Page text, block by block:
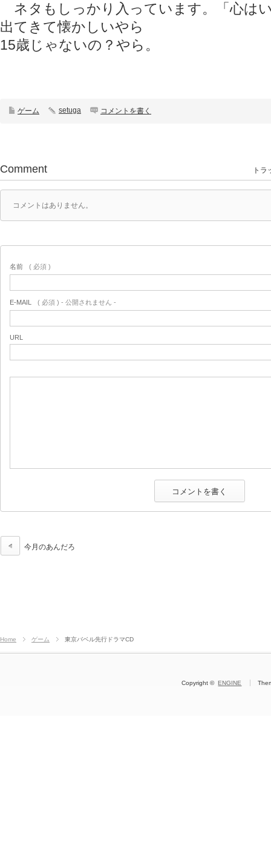
ネタもしっかり入っています。「心は
出てきて懐かしいやら
15歳じゃないの？やら。
ゲーム setuga コメントを書く
Comment トラ
コメントはありません。
名前 ( 必須 )
E-MAIL ( 必須 ) - 公開されません -
URL
今月のあんだろ
Home ゲーム 東京バベル先行ドラマCD
Copyright ©ENGINE